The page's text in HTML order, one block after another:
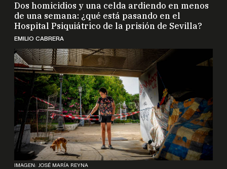
Dos homicidios y una celda ardiendo en menos
de una semana: ¿qué está pasando en el
Hospital Psiquiátrico de la prisión de Sevilla?
EMILIO CABRERA
IMAGEN: JOSÉ MARÍA REYNA